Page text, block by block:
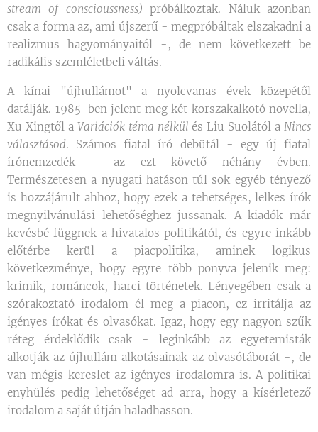
stream of conscioussness)próbálkoztak. Náluk azonban
csak a forma az, ami újszerű - megpróbáltak elszakadni a
realizmus hagyományaitól -, de nem következett be
radikális szemléletbeli váltás.
A kínai "újhullámot" a nyolcvanas évek közepétől
datálják. 1985-ben jelent meg két korszakalkotó novella,
Xu Xingtől a Variációk téma nélkül és Liu Suolától aNincs
választásod. Számos fiatal író debütál - egy új fiatal
írónemzedék - az ezt követő néhány évben.
Természetesen a nyugati hatáson túl sok egyéb tényező
is hozzájárult ahhoz, hogy ezek a tehetséges, lelkes írók
megnyilvánulási lehetőséghez jussanak. A kiadók már
kevésbé függnek a hivatalos politikától, és egyre inkább
előtérbe kerül a piacpolitika, aminek logikus
következménye, hogy egyre több ponyva jelenik meg:
krimik, románcok, harci történetek. Lényegében csak a
szórakoztató irodalom él meg a piacon, ez irritálja az
igényes írókat és olvasókat. Igaz, hogy egy nagyon szűk
réteg érdeklődik csak - leginkább az egyetemisták
alkotják az újhullám alkotásainak az olvasótáborát -, de
van mégis kereslet az igényes irodalomra is. A politikai
enyhülés pedig lehetőséget ad arra, hogy a kísérletező
irodalom a saját útján haladhasson.